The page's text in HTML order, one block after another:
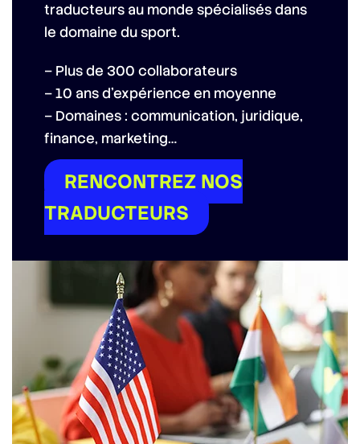
traducteurs au monde spécialisés dans
le domaine du sport.
– Plus de 300 collaborateurs
– 10 ans d’expérience en moyenne
– Domaines : communication, juridique,
finance, marketing…
RENCONTREZ NOS
TRADUCTEURS